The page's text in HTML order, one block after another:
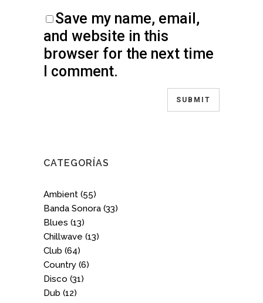
Save my name, email,
and website in this
browser for the next time
I comment.
CATEGORÍAS
Ambient (55)
Banda Sonora (33)
Blues (13)
Chillwave (13)
Club (64)
Country (6)
Disco (31)
Dub (12)